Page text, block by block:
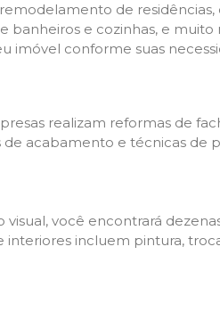
de residências,
e cozinhas, e muito
conforme suas
realizam reformas de
acabamento e técnicas de
você encontrará
incluem pintura,